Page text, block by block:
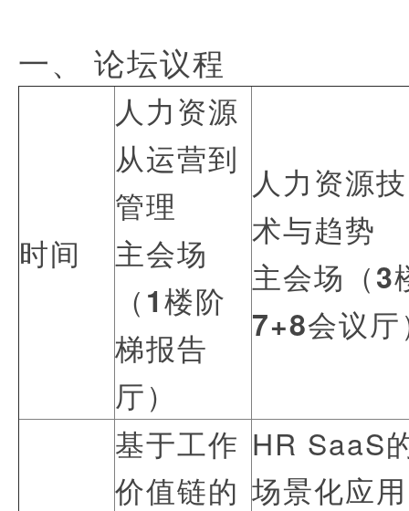
一、 论坛议程
时间
人力资源
从运营到
管理
主会场
（1楼阶
梯报告
厅）
人力资源技
术与趋势
主会场（3
7+8会议厅
基于工作
价值链的
HR SaaS
场景化应用